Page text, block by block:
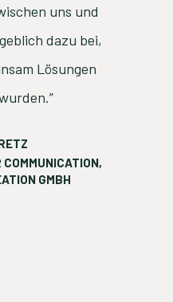
uns und
dazu bei,
Lösungen
COMMUNICATION,
GMBH